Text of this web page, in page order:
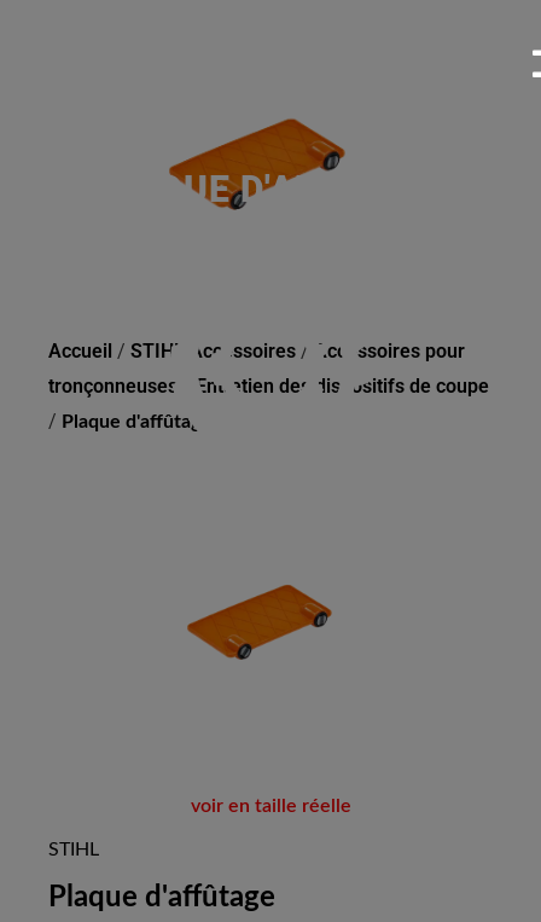
PLAQUE D'AFFÛTAGE
Accueil / STIHL Accessoires / Accessoires pour
tronçonneuses
Entretien des dispositifs de coupe
/ Plaque d'affûtage
voir en taille réelle
STIHL
Plaque d'affûtage